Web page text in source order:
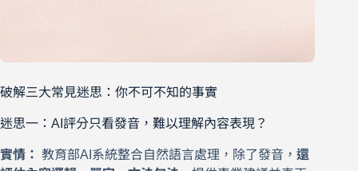
破解三大常見迷思：你不可不知的事實
迷思一：AI評分只看發音，難以理解內容表現？
實情： 教育部AI系統整合自然語言處理，除了發音， 還